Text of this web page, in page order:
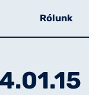
Rólunk